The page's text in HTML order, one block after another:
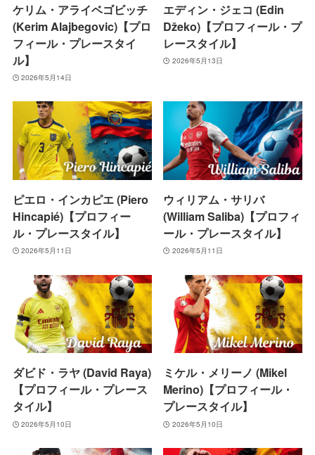
ケリム・アライベゴビッチ
(Kerim Alajbegovic)【プロ
フィール・プレースタイ
ル】
2026年5月14日
エディン・ジェコ (Edin
Džeko)【プロフィール・プ
レースタイル】
2026年5月13日
ピエロ・インカピエ (Piero
Hincapié)【プロフィー
ル・プレースタイル】
2026年5月11日
ウィリアム・サリバ
(William Saliba)【プロフィ
ール・プレースタイル】
2026年5月11日
ダビド・ラヤ (David Raya)
【プロフィール・プレース
タイル】
2026年5月10日
ミケル・メリーノ (Mikel
Merino)【プロフィール・
プレースタイル】
2026年5月10日